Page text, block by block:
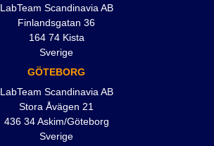
LabTeam Scandinavia AB
Finlandsgatan 36
164 74 Kista
Sverige
GÖTEBORG
LabTeam Scandinavia AB
Stora Åvägen 21
436 34 Askim/Göteborg
Sverige